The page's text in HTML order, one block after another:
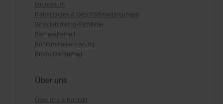
Impressum
Rabattcodes & Geschäftsbedingungen
Whistleblowing-Richtlinie
Barrierefreiheit
Konformitätserklärung
Produktsicherheit
Über uns
Über uns & Kontakt